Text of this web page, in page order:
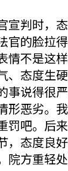
宣判时，
的脸拉
情不是这
、态度生
事说得很
形恶劣。
罚吧。后
态度良好
院方重轻